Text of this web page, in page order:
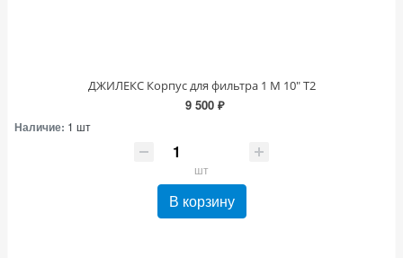
ДЖИЛЕКС Корпус для фильтра 1 М 10" Т2
9 500 ₽
Наличие: 1 шт
шт
В корзину